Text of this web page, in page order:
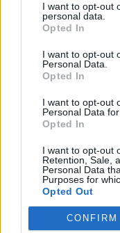
I want to opt-out
personal data.
Opted In
I want to opt-out
Personal Data.
Opted In
I want to opt-out
Personal Data
Opted In
I want to opt-out
Retention, Sale,
Personal Data
Purposes for
Opted Out
CONFIRM
Πελοπόννησος
Ετήσιο
Ξηροκάμπι
06 Οκτωβρίου 2025